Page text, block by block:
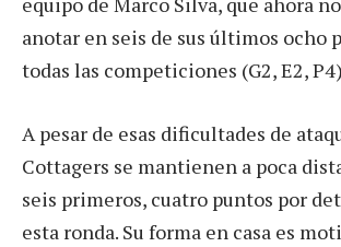
anotar en seis de sus últimos ocho
todas las competiciones (G2, E2,
A pesar de esas dificultades de
Cottagers se mantienen a poca
seis primeros, cuatro puntos por
esta ronda. Su forma en casa es